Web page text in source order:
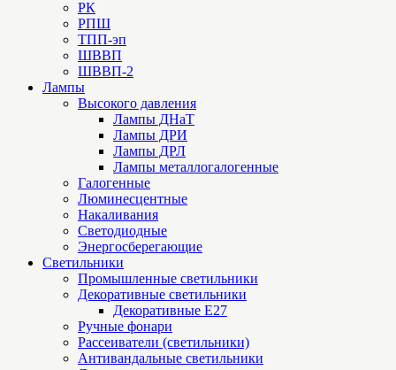
РК
РПШ
ТПП-эп
ШВВП
ШВВП-2
Лампы
Высокого давления
Лампы ДНаТ
Лампы ДРИ
Лампы ДРЛ
Лампы металлогалогенные
Галогенные
Люминесцентные
Накаливания
Светодиодные
Энергосберегающие
Светильники
Промышленные светильники
Декоративные светильники
Декоративные Е27
Ручные фонари
Рассеиватели (светильники)
Антивандальные светильники